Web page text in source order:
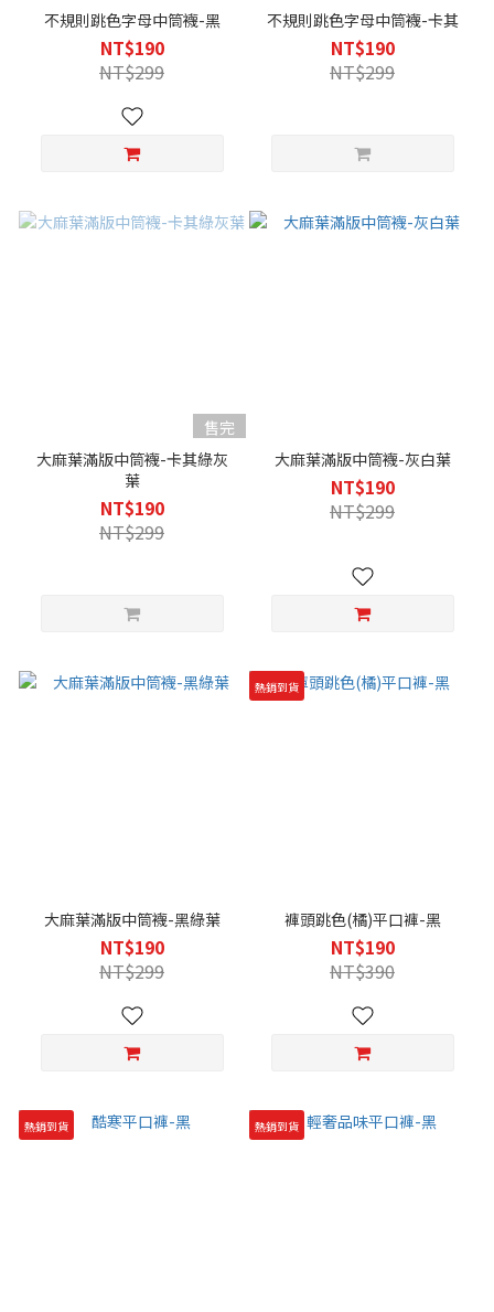
不規則跳色字母中筒襪-黑
NT$190
NT$299
不規則跳色字母中筒襪-卡其
NT$190
NT$299
售完
大麻葉滿版中筒襪-卡其綠灰
葉
NT$190
NT$299
大麻葉滿版中筒襪-灰白葉
NT$190
NT$299
大麻葉滿版中筒襪-黑綠葉
NT$190
NT$299
熱銷到貨
褲頭跳色(橘)平口褲-黑
NT$190
NT$390
熱銷到貨 熱銷到貨